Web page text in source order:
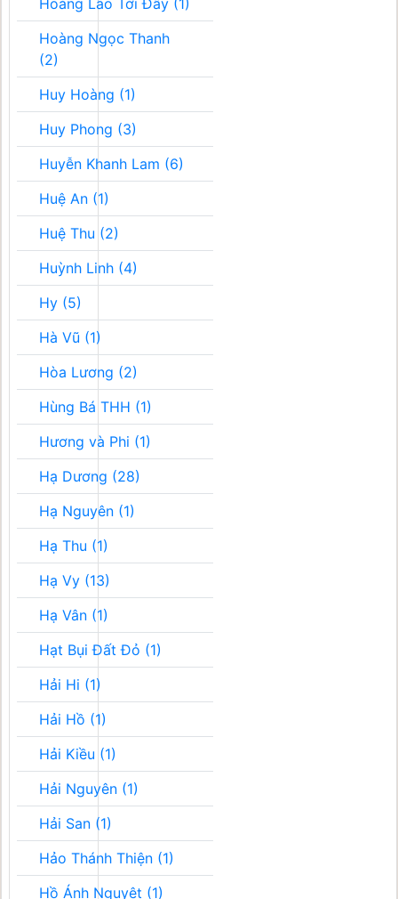
Hoàng Lão Tới Đây (1)
Hoàng Ngọc Thanh
(2)
Huy Hoàng (1)
Huy Phong (3)
Huyễn Khanh Lam (6)
Huệ An (1)
Huệ Thu (2)
Huỳnh Linh (4)
Hy (5)
Hà Vũ (1)
Hòa Lương (2)
Hùng Bá THH (1)
Hương và Phi (1)
Hạ Dương (28)
Hạ Nguyên (1)
Hạ Thu (1)
Hạ Vy (13)
Hạ Vân (1)
Hạt Bụi Đất Đỏ (1)
Hải Hi (1)
Hải Hồ (1)
Hải Kiều (1)
Hải Nguyên (1)
Hải San (1)
Hảo Thánh Thiện (1)
Hồ Ánh Nguyệt (1)